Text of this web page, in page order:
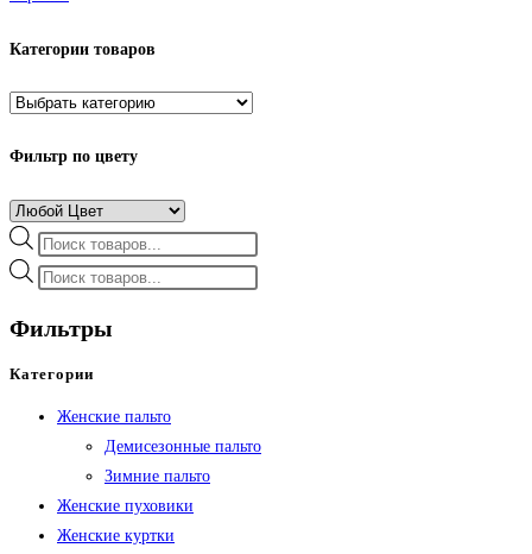
Категории товаров
Фильтр по цвету
Поиск
товаров
Поиск
Фильтры
Категории
Женские пальто
Демисезонные пальто
Зимние пальто
Женские пуховики
Женские куртки